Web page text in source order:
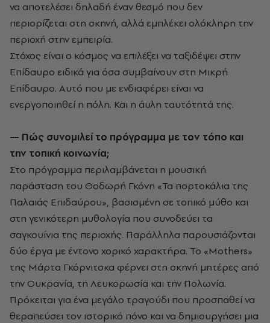
να αποτελέσει δηλαδή έναν θεσμό που δεν
περιορίζεται στη σκηνή, αλλά εμπλέκει ολόκληρη την
περιοχή στην εμπειρία.
Στόχος είναι ο κόσμος να επιλέξει να ταξιδέψει στην
Επίδαυρο ειδικά για όσα συμβαίνουν στη Μικρή
Επίδαυρο. Αυτό που με ενδιαφέρει είναι να
ενεργοποιηθεί η πόλη. Και η άυλη ταυτότητά της.
— Πώς συνομιλεί το πρόγραμμα με τον τόπο και
την τοπική κοινωνία;
Στο πρόγραμμα περιλαμβάνεται η μουσική
παράσταση του Θοδωρή Γκόνη «Τα πορτοκάλια της
Παλαιάς Επιδαύρου», βασισμένη σε τοπικό μύθο και
στη γενικότερη μυθολογία που συνοδεύει τα
σαγκουίνια της περιοχής. Παράλληλα παρουσιάζονται
δύο έργα με έντονο χορικό χαρακτήρα. Το «Mothers»
της Μάρτα Γκόρνιτσκα φέρνει στη σκηνή μητέρες από
την Ουκρανία, τη Λευκορωσία και την Πολωνία.
Πρόκειται για ένα μεγάλο τραγούδι που προσπαθεί να
θεραπεύσει τον ιστορικό πόνο και να δημιουργήσει μια